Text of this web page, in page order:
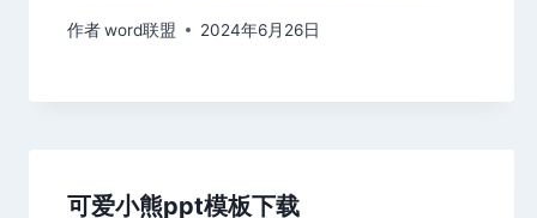
作者word联盟 2024年6月26日
可爱小熊ppt模板下载